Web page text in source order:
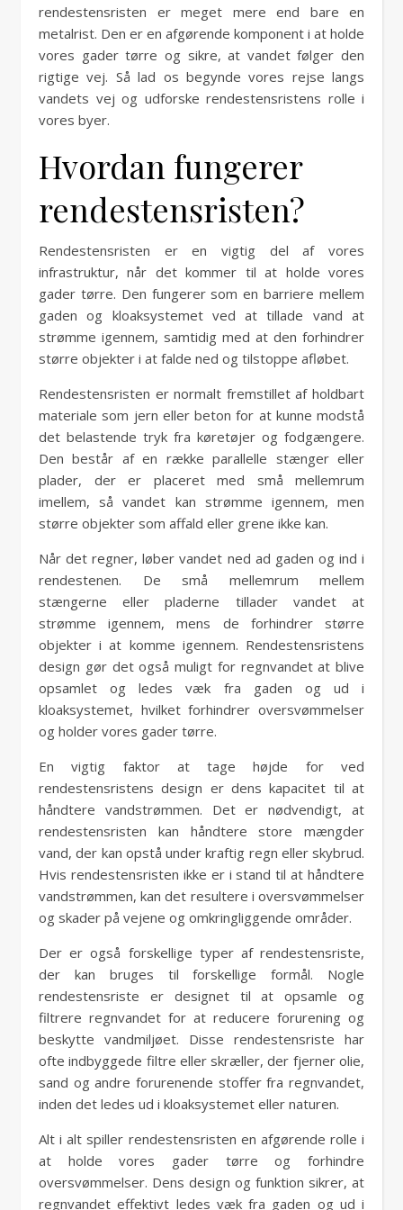
rendestensristen er meget mere end bare en
metalrist. Den er en afgørende komponent i at holde
vores gader tørre og sikre, at vandet følger den
rigtige vej. Så lad os begynde vores rejse langs
vandets vej og udforske rendestensristens rolle i
vores byer.
Hvordan fungerer
rendestensristen?
Rendestensristen er en vigtig del af vores
infrastruktur, når det kommer til at holde vores
gader tørre. Den fungerer som en barriere mellem
gaden og kloaksystemet ved at tillade vand at
strømme igennem, samtidig med at den forhindrer
større objekter i at falde ned og tilstoppe afløbet.
Rendestensristen er normalt fremstillet af holdbart
materiale som jern eller beton for at kunne modstå
det belastende tryk fra køretøjer og fodgængere.
Den består af en række parallelle stænger eller
plader, der er placeret med små mellemrum
imellem, så vandet kan strømme igennem, men
større objekter som affald eller grene ikke kan.
Når det regner, løber vandet ned ad gaden og ind i
rendestenen. De små mellemrum mellem
stængerne eller pladerne tillader vandet at
strømme igennem, mens de forhindrer større
objekter i at komme igennem. Rendestensristens
design gør det også muligt for regnvandet at blive
opsamlet og ledes væk fra gaden og ud i
kloaksystemet, hvilket forhindrer oversvømmelser
og holder vores gader tørre.
En vigtig faktor at tage højde for ved
rendestensristens design er dens kapacitet til at
håndtere vandstrømmen. Det er nødvendigt, at
rendestensristen kan håndtere store mængder
vand, der kan opstå under kraftig regn eller skybrud.
Hvis rendestensristen ikke er i stand til at håndtere
vandstrømmen, kan det resultere i oversvømmelser
og skader på vejene og omkringliggende områder.
Der er også forskellige typer af rendestensriste,
der kan bruges til forskellige formål. Nogle
rendestensriste er designet til at opsamle og
filtrere regnvandet for at reducere forurening og
beskytte vandmiljøet. Disse rendestensriste har
ofte indbyggede filtre eller skræller, der fjerner olie,
sand og andre forurenende stoffer fra regnvandet,
inden det ledes ud i kloaksystemet eller naturen.
Alt i alt spiller rendestensristen en afgørende rolle i
at holde vores gader tørre og forhindre
oversvømmelser. Dens design og funktion sikrer, at
regnvandet effektivt ledes væk fra gaden og ud i